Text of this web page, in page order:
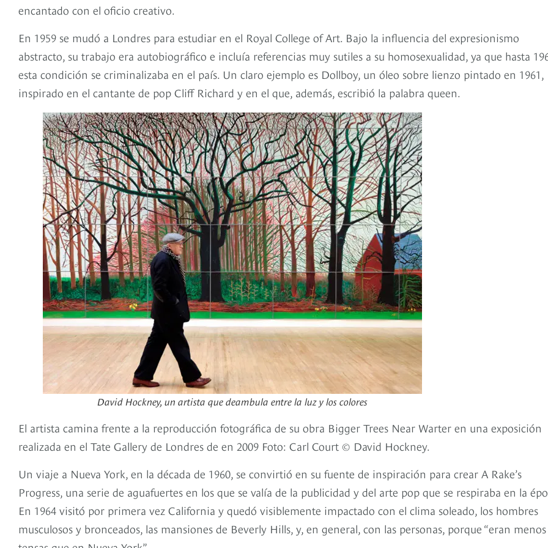
encantado con el oficio creativo.
En 1959 se mudó a Londres para estudiar en el Royal College of Art. Bajo la influencia del expresionismo
abstracto, su trabajo era autobiográfico e incluía referencias muy sutiles a su homosexualidad, ya que hasta
esta condición se criminalizaba en el país. Un claro ejemplo es Dollboy, un óleo sobre lienzo pintado en 1961,
inspirado en el cantante de pop Cliff Richard y en el que, además, escribió la palabra queen.
David Hockney, un artista que deambula entre la luz y los colores
El artista camina frente a la reproducción fotográfica de su obra Bigger Trees Near Warter en una exposición
realizada en el Tate Gallery de Londres de en 2009 Foto: Carl Court © David Hockney.
Un viaje a Nueva York, en la década de 1960, se convirtió en su fuente de inspiración para crear A Rake’s
Progress, una serie de aguafuertes en los que se valía de la publicidad y del arte pop que se respiraba en la
En 1964 visitó por primera vez California y quedó visiblemente impactado con el clima soleado, los hombres
musculosos y bronceados, las mansiones de Beverly Hills, y, en general, con las personas, porque “eran menos